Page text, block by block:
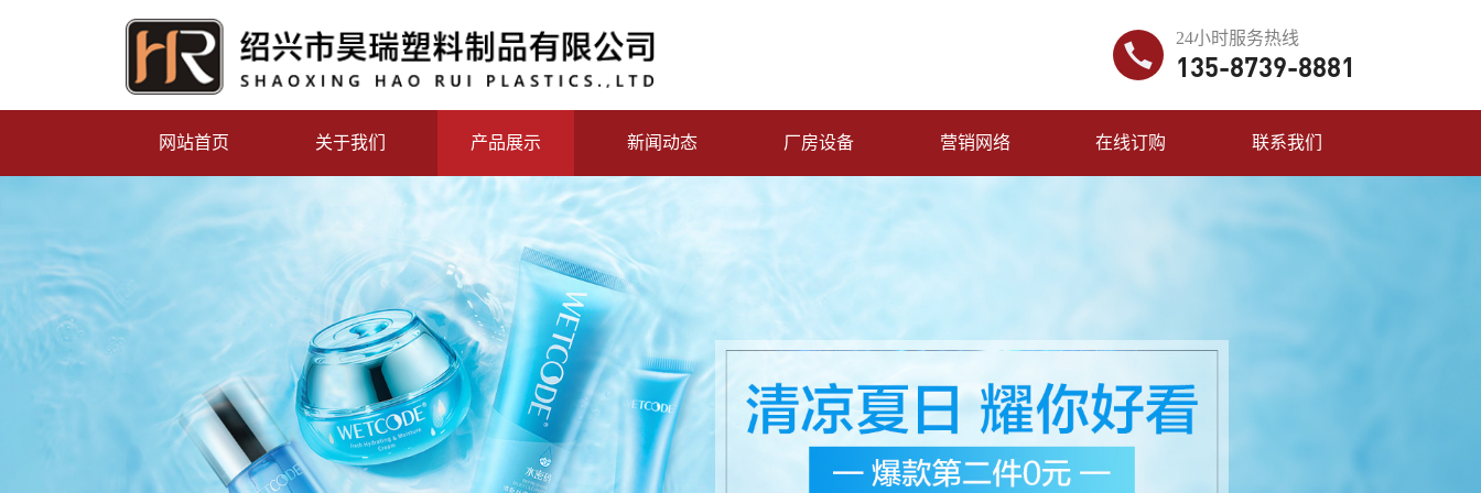
24小时服务热线
135-8739-8881
网站首页 关于我们 产品展示 新闻动态 厂房设备 营销网络 在线订购 联系我们